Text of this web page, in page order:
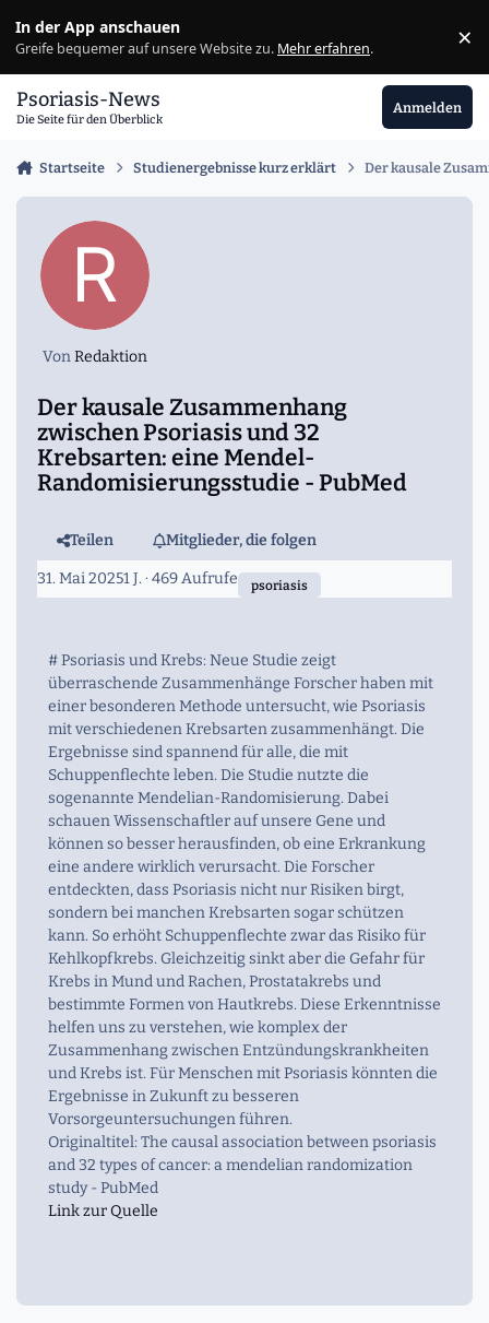
In der App anschauen
Greife bequemer auf unsere Website zu. Mehr erfahren. ×
Psoriasis-News
Die Seite für den Überblick
Anmelden
Startseite Studienergebnisse kurz erklärt Der kausale
VonRedaktion
Der kausale Zusammenhang
zwischen Psoriasis und 32
Krebsarten: eine Mendel-
Randomisierungsstudie - PubMed
Teilen Mitglieder, die folgen
31. Mai 20251 J. · 469 Aufrufe psoriasis
# Psoriasis und Krebs: Neue Studie zeigt
überraschende Zusammenhänge Forscher haben mit
einer besonderen Methode untersucht, wie Psoriasis
mit verschiedenen Krebsarten zusammenhängt. Die
Ergebnisse sind spannend für alle, die mit
Schuppenflechte leben. Die Studie nutzte die
sogenannte Mendelian-Randomisierung. Dabei
schauen Wissenschaftler auf unsere Gene und
können so besser herausfinden, ob eine Erkrankung
eine andere wirklich verursacht. Die Forscher
entdeckten, dass Psoriasis nicht nur Risiken birgt,
sondern bei manchen Krebsarten sogar schützen
kann. So erhöht Schuppenflechte zwar das Risiko für
Kehlkopfkrebs. Gleichzeitig sinkt aber die Gefahr für
Krebs in Mund und Rachen, Prostatakrebs und
bestimmte Formen von Hautkrebs. Diese Erkenntnisse
helfen uns zu verstehen, wie komplex der
Zusammenhang zwischen Entzündungskrankheiten
und Krebs ist. Für Menschen mit Psoriasis könnten die
Ergebnisse in Zukunft zu besseren
Vorsorgeuntersuchungen führen.
Originaltitel: The causal association between psoriasis
and 32 types of cancer: a mendelian randomization
study - PubMed
Link zur Quelle